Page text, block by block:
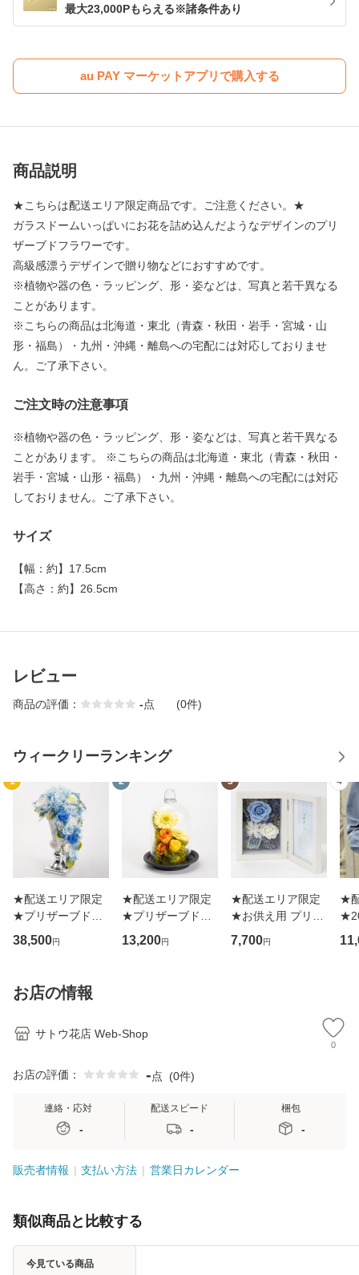
最大23,000Pもらえる※諸条件あり
au PAY マーケットアプリで購入する
商品説明
★こちらは配送エリア限定商品です。ご注意ください。★
ガラスドームいっぱいにお花を詰め込んだようなデザインのプリ
ザーブドフラワーです。
高級感漂うデザインで贈り物などにおすすめです。
※植物や器の色・ラッピング、形・姿などは、写真と若干異なる
ことがあります。
※こちらの商品は北海道・東北（青森・秋田・岩手・宮城・山
形・福島）・九州・沖縄・離島への宅配には対応しておりませ
ん。ご了承下さい。
ご注文時の注意事項
※植物や器の色・ラッピング、形・姿などは、写真と若干異なる
ことがあります。 ※こちらの商品は北海道・東北（青森・秋田・
岩手・宮城・山形・福島）・九州・沖縄・離島への宅配には対応
しておりません。ご了承下さい。
サイズ
【幅：約】 17.5cm
【高さ：約】 26.5cm
レビュー
商品の評価： -点 (0件)
ウィークリーランキング
1
★配送エリア限定
★プリザーブドフ
ラワーアレンジメ
ント IG-pr0125
38,500円
2
★配送エリア限定
★プリザーブドフ
ラワーアレンジメ
ント IG-pr1325
13,200円
3
★配送エリア限定
★お供え用 プリザ
ーブドフラワー
「メモリアル ブル
7,700円
4
★
ft
ー
お店の情報
サトウ花店 Web-Shop
0
お店の評価： -点 (0件)
連絡・応対
-
配送スピード
-
梱包
-
販売者情報 支払い方法 営業日カレンダー
類似商品と比較する
今見ている商品